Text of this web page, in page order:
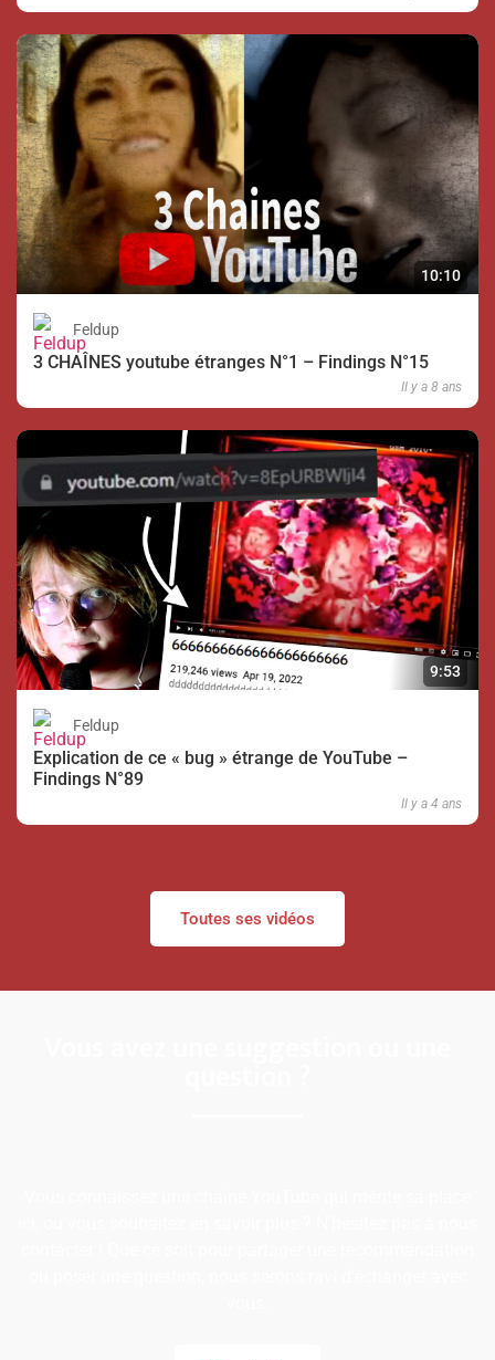
10:10
Feldup
3 CHAÎNES youtube étranges N°1 – Findings N°15
Il y a 8 ans
9:53
Feldup
Explication de ce « bug » étrange de YouTube –
Findings N°89
Il y a 4 ans
Toutes ses vidéos